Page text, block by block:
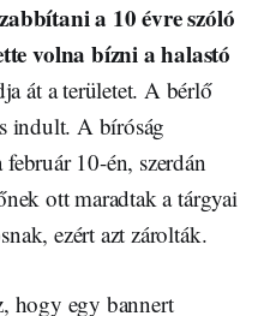
a 10 évre szóló
volna bízni a halastó
át a területet. A bérlő
indult. A bíróság
10-én, szerdán
ott maradtak a tárgyai
ezért azt zárolták.
hogy egy bannert